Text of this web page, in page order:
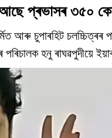
প্ৰভাসৰ ৩৫০
আৰু চুপাৰহিট
হনু ৰাঘৱপুদীয়ে